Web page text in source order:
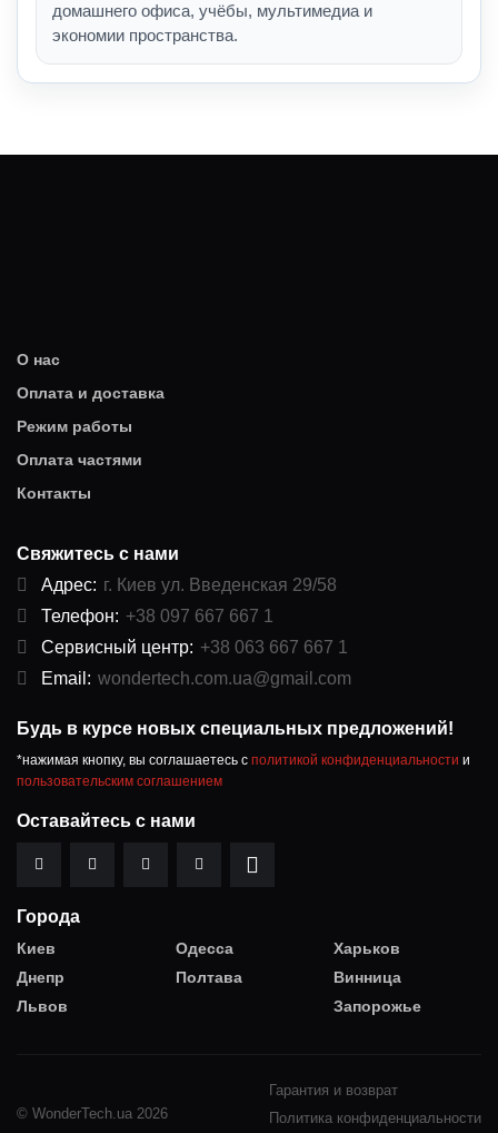
домашнего офиса, учёбы, мультимедиа и
экономии пространства.
О нас
Оплата и доставка
Режим работы
Оплата частями
Контакты
Свяжитесь с нами
Адрес: г. Киев ул. Введенская 29/58
Телефон: +38 097 667 667 1
Сервисный центр: +38 063 667 667 1
Email: wondertech.com.ua@gmail.com
Будь в курсе новых специальных предложений!
*нажимая кнопку, вы соглашаетесь с политикой конфиденциальности и
пользовательским соглашением
Оставайтесь с нами
Города
Киев Одесса
Харьков
Днепр
Полтава
Винница
Львов
Запорожье
© WonderTech.ua 2026
Гарантия и возврат
Политика конфиденциальности